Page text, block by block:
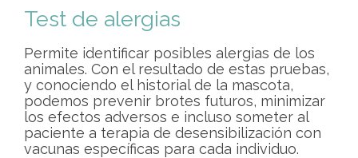
Test de alergias
Permite identificar posibles alergias de los
animales. Con el resultado de estas pruebas,
y conociendo el historial de la mascota,
podemos prevenir brotes futuros, minimizar
los efectos adversos e incluso someter al
paciente a terapia de desensibilización con
vacunas específicas para cada individuo.